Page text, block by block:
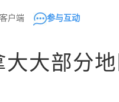
户端 参与互动
部分地